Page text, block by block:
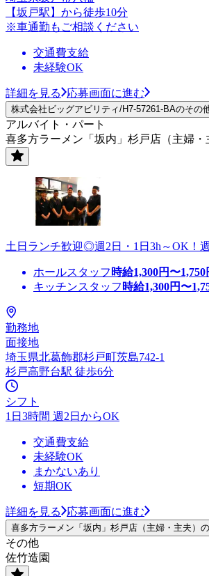
【坂戸駅】から徒歩10分
※車通勤もご相談ください
交通費支給
未経験OK
詳細を見る 応募画面に進む
株式会社ビッグアビリティ/H7-57261-BAのその
アルバイト・パート
喜多方ラーメン「坂内」杉戸店（主婦・
土日ランチ歓迎◎週2日・1日3h～OK！
ホールスタッフ 時給1,300円〜1,750
キッチンスタッフ 時給1,300円〜
勤務地
面接地
埼玉県北葛飾郡杉戸町茨島742-1
杉戸高野台駅 徒歩6分
シフト
1日3時間 週2日からOK
交通費支給
未経験OK
まかないあり
短期OK
詳細を見る 応募画面に進む
喜多方ラーメン「坂内」杉戸店（主婦・主夫）
その他
佐竹造園